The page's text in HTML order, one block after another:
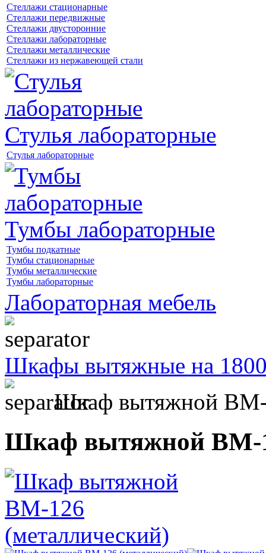
Стеллажи стационарные
Стеллажи передвижные
Стеллажи двусторонние
Стеллажи лабораторные
Стеллажи металлические
Стеллажи из нержавеющей стали
Стулья лабораторные
Стулья лабораторные
Тумбы лабораторные
Тумбы подкатные
Тумбы стационарные
Тумбы металлические
Тумбы лабораторные
Лабораторная мебель
Шкафы вытяжные на
Шкаф вытяжной ВМ-
Шкаф вытяжной ВМ-